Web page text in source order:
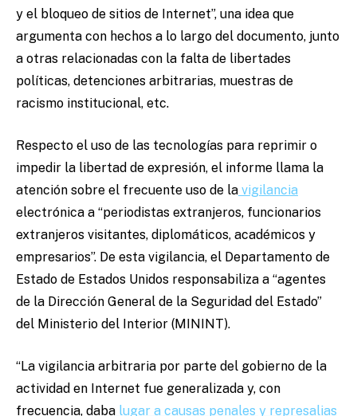
y el bloqueo de sitios de Internet”, una idea que
argumenta con hechos a lo largo del documento, junto
a otras relacionadas con la falta de libertades
políticas, detenciones arbitrarias, muestras de
racismo institucional, etc.
Respecto el uso de las tecnologías para reprimir o
impedir la libertad de expresión, el informe llama la
atención sobre el frecuente uso de la vigilancia
electrónica a “periodistas extranjeros, funcionarios
extranjeros visitantes, diplomáticos, académicos y
empresarios”. De esta vigilancia, el Departamento de
Estado de Estados Unidos responsabiliza a “agentes
de la Dirección General de la Seguridad del Estado”
del Ministerio del Interior (MININT).
“La vigilancia arbitraria por parte del gobierno de la
actividad en Internet fue generalizada y, con
frecuencia, daba lugar a causas penales y represalias